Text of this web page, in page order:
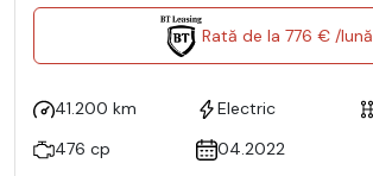
Rată de la 776 € /lună
41.200 km Electric
476 cp
04.2022